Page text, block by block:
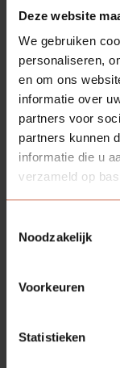
Deze website
We gebruiken
personaliseren,
en om ons
informatie over
partners voor
partners kunnen
informatie die u
verzameld op
Noodzakelijk
Voorkeuren
Statistieken
Ultra wit (NCS
N*)
* Let op:
benadering.
speciale
kleurnummer
aanvraag